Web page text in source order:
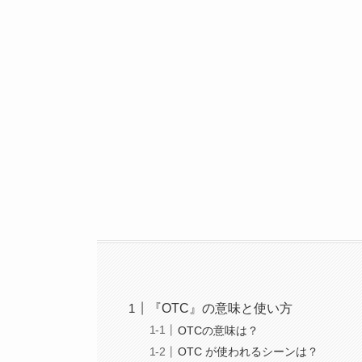
『OTC』の意味と使い方
OTCの意味は？
OTC が使われるシーンは？